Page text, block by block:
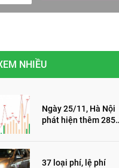
NHIỀU
Ngày 25/11, Hà Nội
phát hiện thêm 285
37 loại phí, lệ phí